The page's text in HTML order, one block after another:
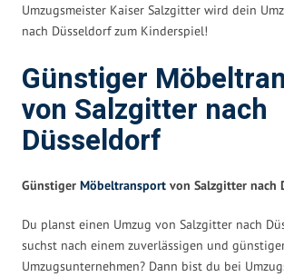
Umzugsmeister Kaiser Salzgitter wird dein
nach Düsseldorf zum Kinderspiel!
Günstiger
von Salzgitter nach
Düsseldorf
Günstiger Möbeltransport von Salzgitter nach
Du planst einen Umzug von Salzgitter nach
suchst nach einem zuverlässigen und
Umzugsunternehmen? Dann bist du bei